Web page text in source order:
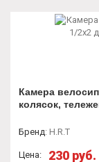
Камера
колясок,
Бренд: H.R.T
Цена:
230 руб.